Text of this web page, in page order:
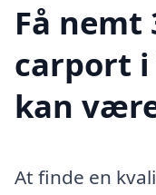
Få
carport i
kan
At finde en